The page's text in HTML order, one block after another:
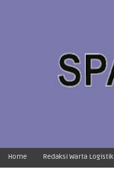
Home Redaksi Warta Logistik